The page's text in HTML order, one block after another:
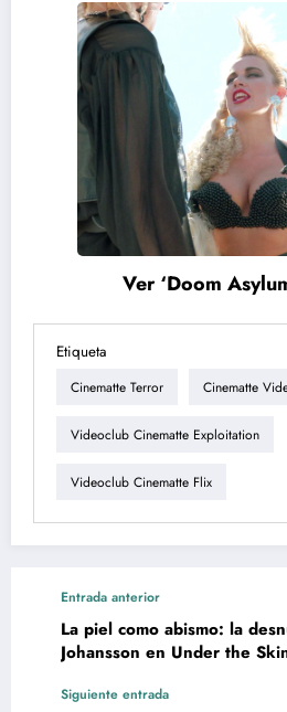
Ver ‘Doom
Etiqueta
Cinematte Terror Cinematte
Videoclub Cinematte Exploitation
Videoclub Cinematte Flix
Entrada anterior
La piel como abismo: la
Johansson en Under the
Siguiente entrada